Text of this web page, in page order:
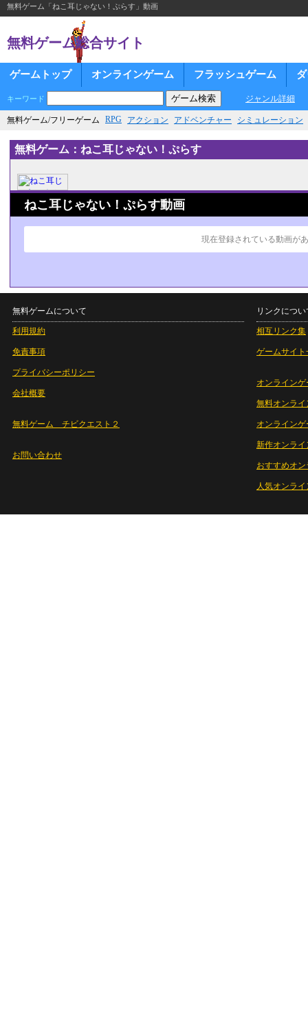
無料ゲーム「ねこ耳じゃない！ぷらす」動画
無料ゲーム総合サイト
ゲームトップ オンラインゲーム フラッシュゲーム
キーワード ジャンル詳細
無料ゲーム/フリーゲーム RPG アクション アドベンチャー シミュレーション
無料ゲーム：ねこ耳じゃない！ぷらす
ねこ耳じゃない！ぷらす動画
現在登録されている動画が
無料ゲームについて
利用規約
免責事項
プライバシーポリシー
会社概要
無料ゲーム チビクエスト２
お問い合わせ
リンクについ
相互リンク集
ゲームサイト
オンラインゲ
無料オンライ
オンライン
新作オンライ
おすすめオ
人気オンラ